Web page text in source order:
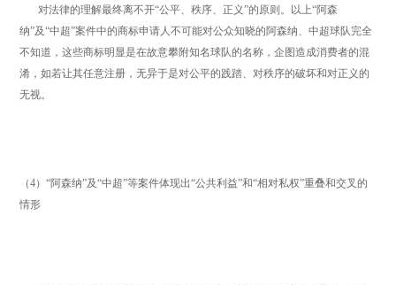
对法律的理解最终离不开“公平、秩序、正义”的原则。以上“阿森
纳”及“中超”案件中的商标申请人不可能对公众知晓的阿森纳、中超球队完全
不知道，这些商标明显是在故意攀附知名球队的名称，企图造成消费者的混
淆，如若让其任意注册，无异于是对公平的践踏、对秩序的破坏和对正义的
无视。
（4）“阿森纳”及“中超”等案件体现出“公共利益”和“相对私权”重叠和交叉的
情形